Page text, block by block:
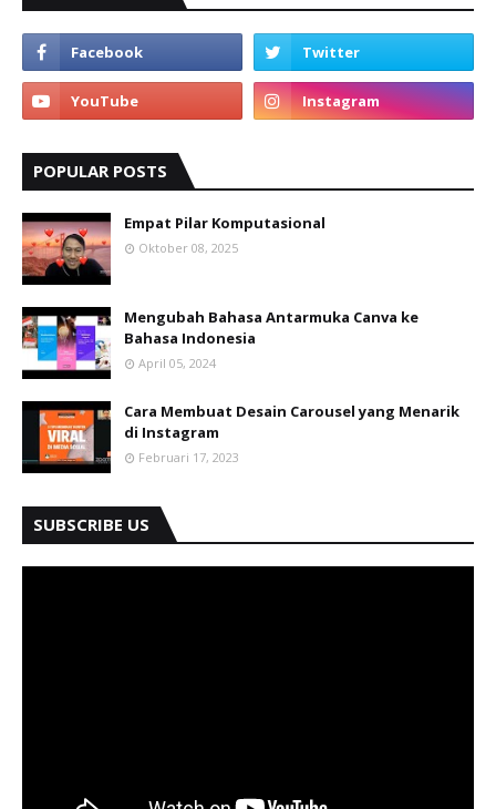
POPULAR POSTS
Empat Pilar Komputasional
Oktober 08, 2025
Mengubah Bahasa Antarmuka Canva ke
Bahasa Indonesia
April 05, 2024
Cara Membuat Desain Carousel yang Menarik
di Instagram
Februari 17, 2023
SUBSCRIBE US